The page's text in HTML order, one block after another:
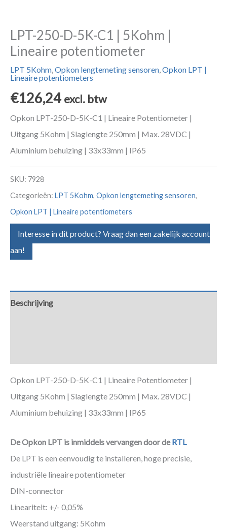
LPT-250-D-5K-C1 | 5Kohm |
Lineaire potentiometer
LPT 5Kohm,Opkon lengtemeting sensoren,Opkon LPT |
Lineaire potentiometers
€126,24 excl. btw
Opkon LPT-250-D-5K-C1 | Lineaire Potentiometer |
Uitgang 5Kohm | Slaglengte 250mm | Max. 28VDC |
Aluminium behuizing | 33x33mm | IP65
SKU: 7928
Categorieën: LPT 5Kohm, Opkon lengtemeting sensoren,
Opkon LPT | Lineaire potentiometers
Interesse in dit product? Vraag dan een zakelijk account
aan!
Beschrijving
Opkon LPT-250-D-5K-C1 | Lineaire Potentiometer |
Uitgang 5Kohm | Slaglengte 250mm | Max. 28VDC |
Aluminium behuizing | 33x33mm | IP65
De Opkon LPT is inmiddels vervangen door deRTL
De LPT is een eenvoudig te installeren, hoge precisie,
industriële lineaire potentiometer
DIN-connector
Lineariteit: +/- 0,05%
Weerstand uitgang: 5Kohm